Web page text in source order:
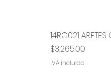
Vista
14RC021 ARETES
Precio
$3,265.00
IVA incluido